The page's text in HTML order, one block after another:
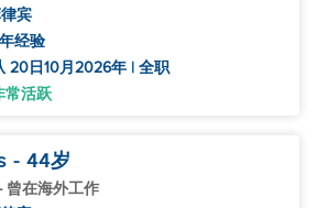
宾
经验
20日10月2026年 | 全职
常活跃
- 44岁
曾在海外工作